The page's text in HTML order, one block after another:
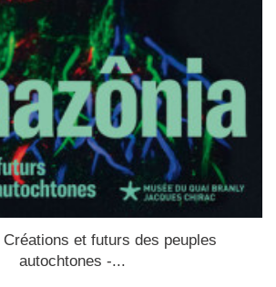
et futurs des peuples
autochtones -...